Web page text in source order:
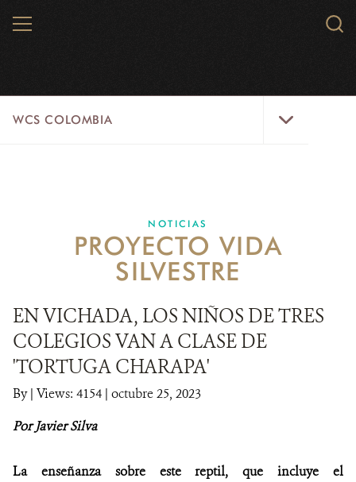
MENU
WCS COLOMBIA
EJES ESTRATÉGICOS
AQUÍ TRABAJAMOS
LÍNEAS DE ACCIÓN
MICROSITIOS
NOTICIAS
NOTICIAS
PROYECTO VIDA
SILVESTRE
EN VICHADA, LOS NIÑOS DE TRES
COLEGIOS VAN A CLASE DE
'TORTUGA CHARAPA'
By| Views: 4154 | octubre 25, 2023
Por Javier Silva
La enseñanza sobre este reptil, que incluye el